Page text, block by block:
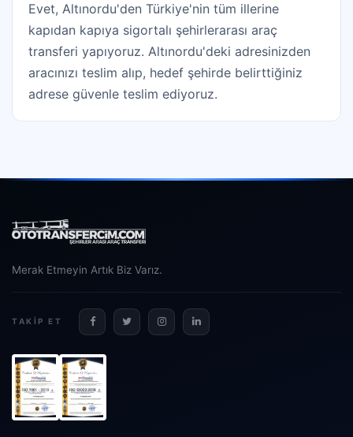
Evet, Altınordu'den Türkiye'nin tüm illerine
kapıdan kapıya sigortalı şehirlerarası araç
transferi yapıyoruz. Altınordu'deki adresinizden
aracınızı teslim alıp, hedef şehirde belirttiğiniz
adrese güvenle teslim ediyoruz.
Merak Etmeyin Artık Biz Varız.
TAKIP ET